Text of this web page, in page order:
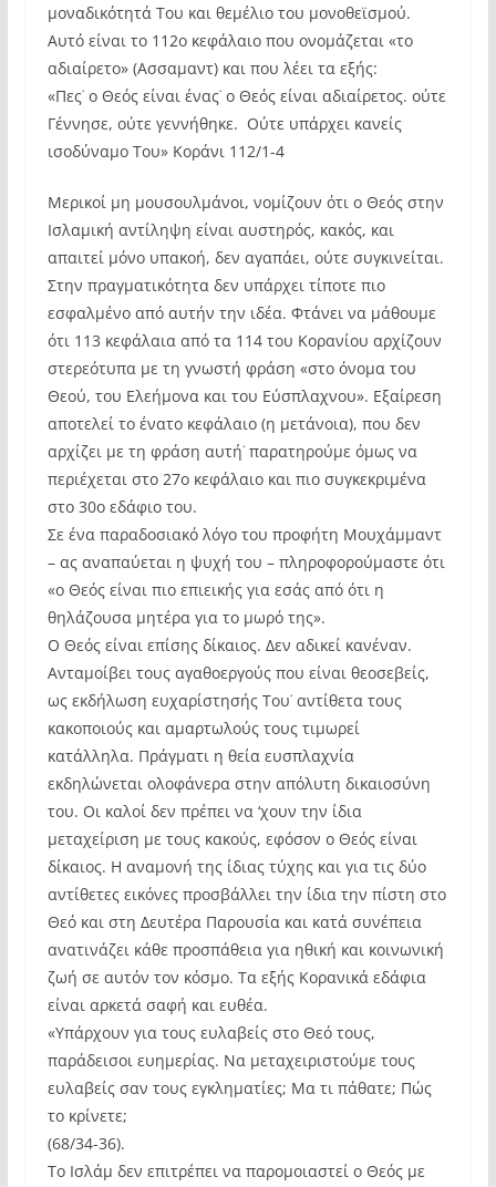
μοναδικότητά Του και θεμέλιο του μονοθεϊσμού.
Αυτό είναι το 112ο κεφάλαιο που ονομάζεται «το
αδιαίρετο» (Ασσαμαντ) και που λέει τα εξής:
«Πες˙ ο Θεός είναι ένας˙ ο Θεός είναι αδιαίρετος. ούτε
Γέννησε, ούτε γεννήθηκε. Ούτε υπάρχει κανείς
ισοδύναμο Του» Κοράνι 112/1-4
Μερικοί μη μουσουλμάνοι, νομίζουν ότι ο Θεός στην
Ισλαμική αντίληψη είναι αυστηρός, κακός, και
απαιτεί μόνο υπακοή, δεν αγαπάει, ούτε συγκινείται.
Στην πραγματικότητα δεν υπάρχει τίποτε πιο
εσφαλμένο από αυτήν την ιδέα. Φτάνει να μάθουμε
ότι 113 κεφάλαια από τα 114 του Κορανίου αρχίζουν
στερεότυπα με τη γνωστή φράση «στο όνομα του
Θεού, του Ελεήμονα και του Εύσπλαχνου». Εξαίρεση
αποτελεί το ένατο κεφάλαιο (η μετάνοια), που δεν
αρχίζει με τη φράση αυτή˙ παρατηρούμε όμως να
περιέχεται στο 27ο κεφάλαιο και πιο συγκεκριμένα
στο 30ο εδάφιο του.
Σε ένα παραδοσιακό λόγο του προφήτη Μουχάμμαντ
– ας αναπαύεται η ψυχή του – πληροφορούμαστε ότι
«ο Θεός είναι πιο επιεικής για εσάς από ότι η
θηλάζουσα μητέρα για το μωρό της».
Ο Θεός είναι επίσης δίκαιος. Δεν αδικεί κανέναν.
Ανταμοίβει τους αγαθοεργούς που είναι θεοσεβείς,
ως εκδήλωση ευχαρίστησής Του˙ αντίθετα τους
κακοποιούς και αμαρτωλούς τους τιμωρεί
κατάλληλα. Πράγματι η θεία ευσπλαχνία
εκδηλώνεται ολοφάνερα στην απόλυτη δικαιοσύνη
του. Οι καλοί δεν πρέπει να ‘χουν την ίδια
μεταχείριση με τους κακούς, εφόσον ο Θεός είναι
δίκαιος. Η αναμονή της ίδιας τύχης και για τις δύο
αντίθετες εικόνες προσβάλλει την ίδια την πίστη στο
Θεό και στη Δευτέρα Παρουσία και κατά συνέπεια
ανατινάζει κάθε προσπάθεια για ηθική και κοινωνική
ζωή σε αυτόν τον κόσμο. Τα εξής Κορανικά εδάφια
είναι αρκετά σαφή και ευθέα.
«Υπάρχουν για τους ευλαβείς στο Θεό τους,
παράδεισοι ευημερίας. Να μεταχειριστούμε τους
ευλαβείς σαν τους εγκληματίες; Μα τι πάθατε; Πώς
το κρίνετε;
(68/34-36).
Το Ισλάμ δεν επιτρέπει να παρομοιαστεί ο Θεός με